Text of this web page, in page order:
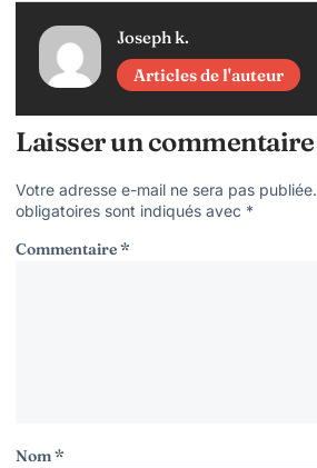
Joseph k.
Articles de l'auteur
Laisser un commentaire
Votre adresse e-mail ne sera pas publiée.
obligatoires sont indiqués avec *
Commentaire*
Nom*